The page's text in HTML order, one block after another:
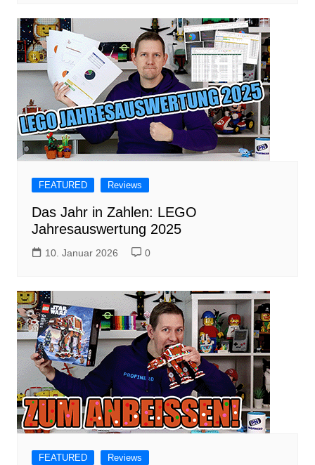
FEATURED Reviews
Das Jahr in Zahlen: LEGO
Jahresauswertung 2025
10. Januar 2026 0
FEATURED Reviews